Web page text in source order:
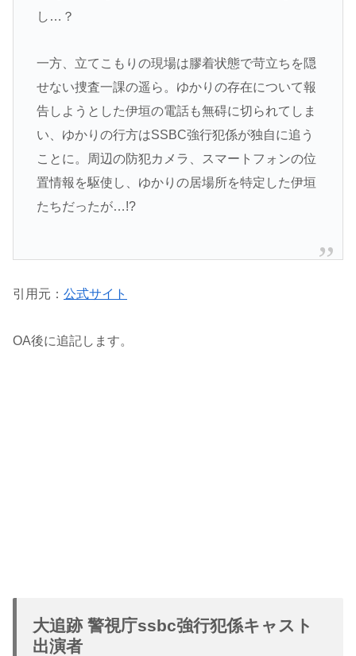
し…？
一方、立てこもりの現場は膠着状態で苛立ちを隠
せない捜査一課の遥ら。ゆかりの存在について報
告しようとした伊垣の電話も無碍に切られてしま
い、ゆかりの行方はSSBC強行犯係が独自に追う
ことに。周辺の防犯カメラ、スマートフォンの位
置情報を駆使し、ゆかりの居場所を特定した伊垣
たちだったが…!?
引用元： 公式サイト
OA後に追記します。
大追跡 警視庁ssbc強行犯係キャスト
出演者